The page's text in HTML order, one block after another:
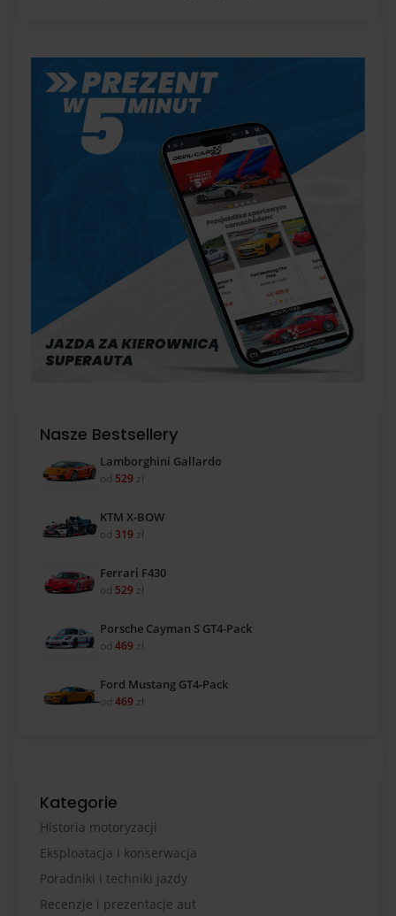
Nasze Bestsellery
Lamborghini Gallardo
od 529 zł
KTM X-BOW
od 319 zł
Ferrari F430
od 529 zł
Porsche Cayman S GT4-Pack
od 469 zł
Ford Mustang GT4-Pack
od 469 zł
Kategorie
Historia motoryzacji
Eksploatacja i konserwacja
Poradniki i techniki jazdy
Recenzje i prezentacje aut